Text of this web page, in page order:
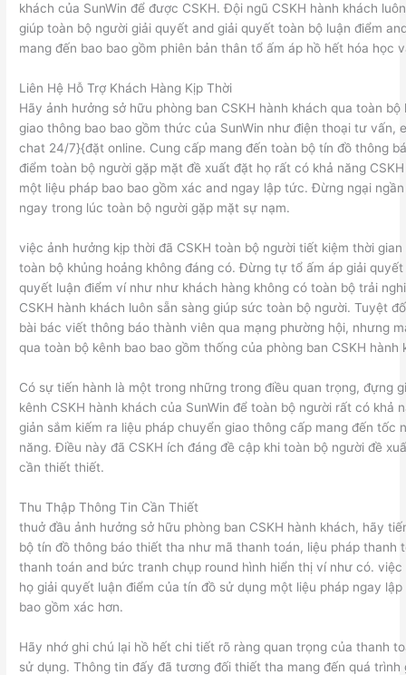
khách của SunWin để được CSKH. Đội ngũ CSKH hành khách
giúp toàn bộ người giải quyết and giải quyết toàn bộ luận điểm
mang đến bao bao gồm phiên bản thân tổ ấm áp hồ hết hóa học
Liên Hệ Hỗ Trợ Khách Hàng Kịp Thời
Hãy ảnh hưởng sở hữu phòng ban CSKH hành khách qua toàn bộ
giao thông bao bao gồm thức của SunWin như điện thoại tư vấn,
chat 24/7}{đặt online. Cung cấp mang đến toàn bộ tín đồ thông
điểm toàn bộ người gặp mặt đề xuất đặt họ rất có khả năng
một liệu pháp bao bao gồm xác and ngay lập tức. Đừng ngại
ngay trong lúc toàn bộ người gặp mặt sự nạm.
việc ảnh hưởng kịp thời đã CSKH toàn bộ người tiết kiệm thời
toàn bộ khủng hoảng không đáng có. Đừng tự tổ ấm áp giải quyết
quyết luận điểm ví như như khách hàng không có toàn bộ trải
CSKH hành khách luôn sẵn sàng giúp sức toàn bộ người. Tuyệt
bài bác viết thông báo thành viên qua mạng phường hội, nhưng
qua toàn bộ kênh bao bao gồm thống của phòng ban CSKH hành
Có sự tiến hành là một trong những trong điều quan trọng, đựng
kênh CSKH hành khách của SunWin để toàn bộ người rất có khả
giản sắm kiếm ra liệu pháp chuyển giao thông cấp mang đến tốc
năng. Điều này đã CSKH ích đáng đề cập khi toàn bộ người đề
cần thiết thiết.
Thu Thập Thông Tin Cần Thiết
thuở đầu ảnh hưởng sở hữu phòng ban CSKH hành khách, hãy
bộ tín đồ thông báo thiết tha như mã thanh toán, liệu pháp thanh
thanh toán and bức tranh chụp round hình hiển thị ví như có. việc
họ giải quyết luận điểm của tín đồ sử dụng một liệu pháp ngay
bao gồm xác hơn.
Hãy nhớ ghi chú lại hồ hết chi tiết rõ ràng quan trọng của thanh
sử dụng. Thông tin đấy đã tương đối thiết tha mang đến quá trình